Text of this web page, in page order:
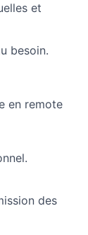
et
besoin.
en remote
des